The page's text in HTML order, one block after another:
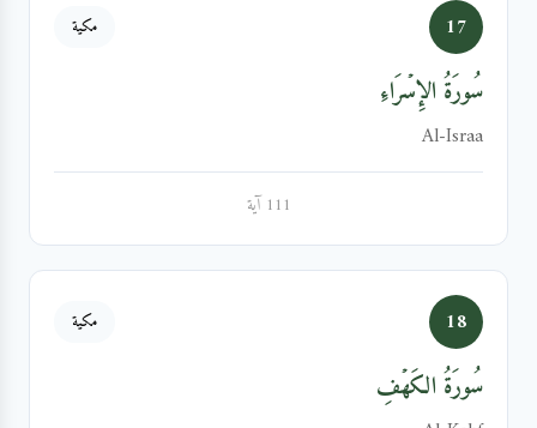
17 مكية
سُورَةُ الإِسۡرَاءِ
Al-Israa
111 آية
18 مكية
سُورَةُ الكَهۡفِ